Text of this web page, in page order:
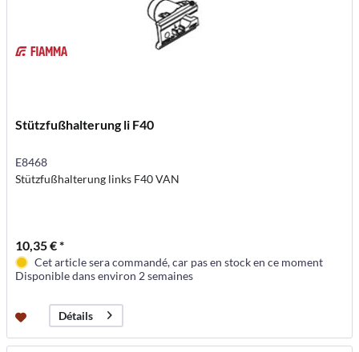
Stützfußhalterung li F40
E8468
Stützfußhalterung links F40 VAN
10,35 € *
Cet article sera commandé, car pas en stock en ce moment
Disponible dans environ 2 semaines
Détails